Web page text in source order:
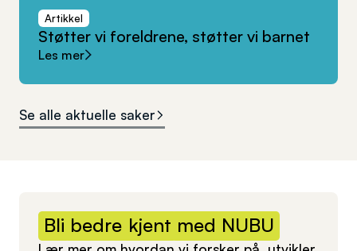
Artikkel
Støtter vi foreldrene, støtter vi barnet
Les mer
Se alle aktuelle saker
Bli bedre kjent med NUBU